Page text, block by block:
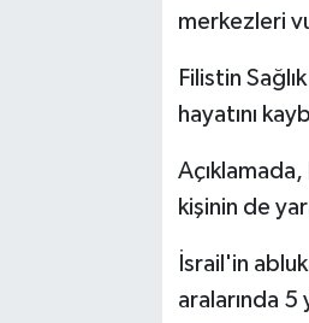
merkezleri
Filistin
hayatını
kişinin de
İsrail'in
aralarında 5